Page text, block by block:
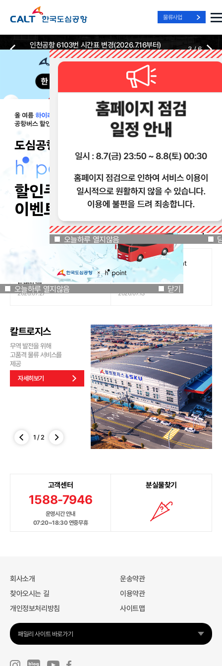
물류사업
오늘하루 열지않음
오늘하루 열지않음 닫기
오늘하루 열지않음
Best Way, Fast Way
to the Airport
Best Way, Fast Way
to the Airport
Best Way, Fast Way
to the Airport
인천공항 6103번 시간표 변경(2026.7.16부터)
2026-07-13 2026-07-13
3/6
실시간
위치안내
리무진 노선
및 시간표
리무진
예매
리무진
이용 혜택
공지사항
[인천국제공항공사 x 잔망루피]
공항은 GREEN하게, 굿즈는
특별하게!
2026.07.27
도심공항리무진 x H.Point
할인쿠폰 이벤트
2026.07.13
칼트로지스
무역 발전을 위해
고품격 물류 서비스를
제공
자세히보기
1 /2
고객센터
1588-7946
운영시간 안내
07:20~18:30 연중무휴
분실물찾기
회사소개
운송약관
찾아오시는 길
이용약관
개인정보처리방침
사이트맵
패밀리 사이트 바로가기